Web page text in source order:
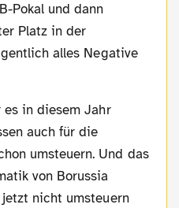
Pokal und dann
Platz in der
alles Negative
auch für die
umsteuern. Und das
von Borussia
nicht umsteuern